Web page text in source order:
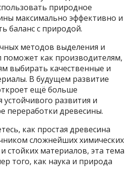
природное
максимально эффективно и
баланс с природой.
методов выделения и
поможет как производителям,
выбирать качественные и
В будущем развитие
ещё больше
развития и
переработки древесины.
как простая древесина
сложнейших химических
стойких материалов, эта тема
того, как наука и природа